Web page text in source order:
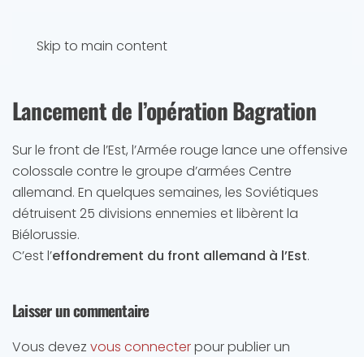
Skip to main content
Lancement de l’opération Bagration
Sur le front de l’Est, l’Armée rouge lance une offensive
colossale contre le groupe d’armées Centre
allemand. En quelques semaines, les Soviétiques
détruisent 25 divisions ennemies et libèrent la
Biélorussie.
C’est l’effondrement du front allemand à l’Est.
Laisser un commentaire
Vous devez vous connecterpour publier un